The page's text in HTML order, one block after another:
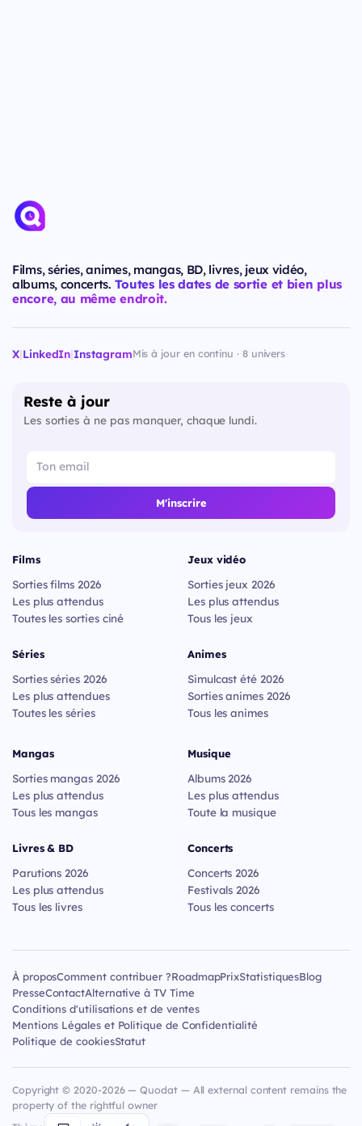
Films, séries, animes, mangas, BD, livres, jeux vidéo,
albums, concerts. Toutes les dates de sortie et bien plus
encore, au même endroit.
X|LinkedIn|InstagramMis à jour en continu · 8 univers
Reste à jour
Les sorties à ne pas manquer, chaque lundi.
M'inscrire
Films
Sorties films 2026
Les plus attendus
Toutes les sorties ciné
Séries
Sorties séries 2026
Les plus attendues
Toutes les séries
Jeux vidéo
Sorties jeux 2026
Les plus attendus
Tous les jeux
Animes
Simulcast été 2026
Sorties animes 2026
Tous les animes
Mangas
Sorties mangas 2026
Les plus attendus
Tous les mangas
Livres & BD
Parutions 2026
Les plus attendus
Tous les livres
Musique
Albums 2026
Les plus attendus
Toute la musique
Concerts
Concerts 2026
Festivals 2026
Tous les concerts
À proposComment contribuer ?RoadmapPrixStatistiquesBlog
PresseContactAlternative à TV Time
Conditions d'utilisations et de ventes
Mentions Légales et Politique de Confidentialité
Politique de cookiesStatut
Copyright © 2020-2026 — Quodat — All external content remains the
property of the rightful owner